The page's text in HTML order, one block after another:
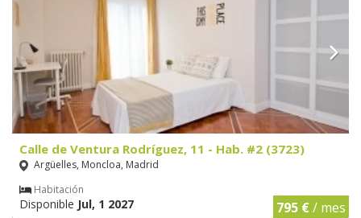
Calle de Ventura Rodríguez, 11 - Hab. #2 (3723)
Argüelles, Moncloa, Madrid
Habitación
Disponible Jul, 1 2027 795 €/ mes